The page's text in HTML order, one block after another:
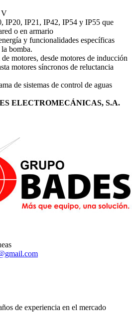
V
IP20, IP21, IP42, IP54 y IP55 que
o en armario
y funcionalidades específicas
bomba.
motores, desde motores de inducción
motores síncronos de reluctancia
de sistemas de control de aguas
ELECTROMECÁNICAS, S.A.
de experiencia en el mercado